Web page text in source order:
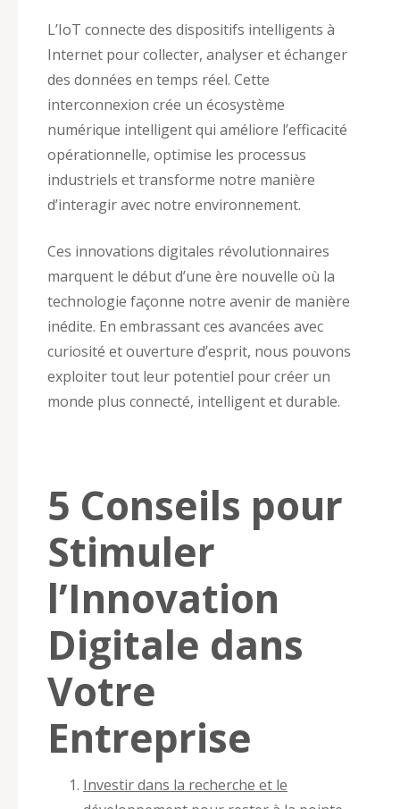
L’IoT connecte des dispositifs intelligents à
Internet pour collecter, analyser et échanger
des données en temps réel. Cette
interconnexion crée un écosystème
numérique intelligent qui améliore l’efficacité
opérationnelle, optimise les processus
industriels et transforme notre manière
d’interagir avec notre environnement.
Ces innovations digitales révolutionnaires
marquent le début d’une ère nouvelle où la
technologie façonne notre avenir de manière
inédite. En embrassant ces avancées avec
curiosité et ouverture d’esprit, nous pouvons
exploiter tout leur potentiel pour créer un
monde plus connecté, intelligent et durable.
5 Conseils pour
Stimuler
l’Innovation
Digitale dans
Votre
Entreprise
Investir dans la recherche et le